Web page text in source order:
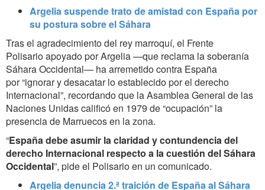
Argelia suspende trato de amistad con España por
su postura sobre el Sáhara
Tras el agradecimiento del rey marroquí, el Frente
Polisario apoyado por Argelia —que reclama la soberanía
Sáhara Occidental— ha arremetido contra España
por “ignorar y desacatar lo establecido por el derecho
Internacional”, recordando que la Asamblea General de las
Naciones Unidas calificó en 1979 de “ocupación” la
presencia de Marruecos en la zona.
“España debe asumir la claridad y contundencia del
derecho Internacional respecto a la cuestión del Sáhara
Occidental”, pide el Polisario en un comunicado.
Argelia denuncia 2.ª traición de España al Sáhara